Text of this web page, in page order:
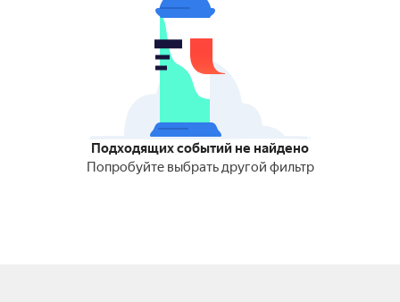
Подходящих событий не найдено
Попробуйте выбрать другой фильтр